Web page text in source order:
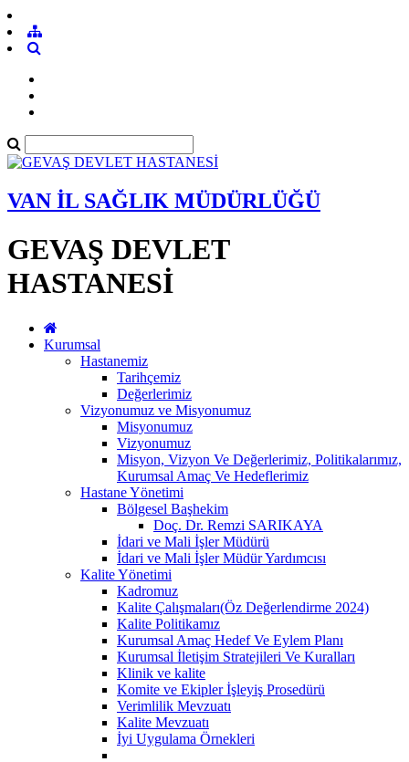
VAN İL SAĞLIK MÜDÜRLÜĞÜ
GEVAŞ DEVLET
HASTANESİ
Kurumsal
Hastanemiz
Tarihçemiz
Değerlerimiz
Vizyonumuz ve Misyonumuz
Misyonumuz
Vizyonumuz
Misyon, Vizyon Ve Değerlerimiz, Politikalarımız,
Kurumsal Amaç Ve Hedeflerimiz
Hastane Yönetimi
Bölgesel Başhekim
Doç. Dr. Remzi SARIKAYA
İdari ve Mali İşler Müdürü
İdari ve Mali İşler Müdür Yardımcısı
Kalite Yönetimi
Kadromuz
Kalite Çalışmaları(Öz Değerlendirme 2024)
Kalite Politikamız
Kurumsal Amaç Hedef Ve Eylem Planı
Kurumsal İletişim Stratejileri Ve Kuralları
Klinik ve kalite
Komite ve Ekipler İşleyiş Prosedürü
Verimlilik Mevzuatı
Kalite Mevzuatı
İyi Uygulama Örnekleri